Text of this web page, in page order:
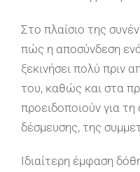
Στο πλαίσιο της
πώς η αποσύνδεση
ξεκινήσει πολύ πριν
του, καθώς και στα
προειδοποιούν για
δέσμευσης, της
Ιδιαίτερη έμφαση